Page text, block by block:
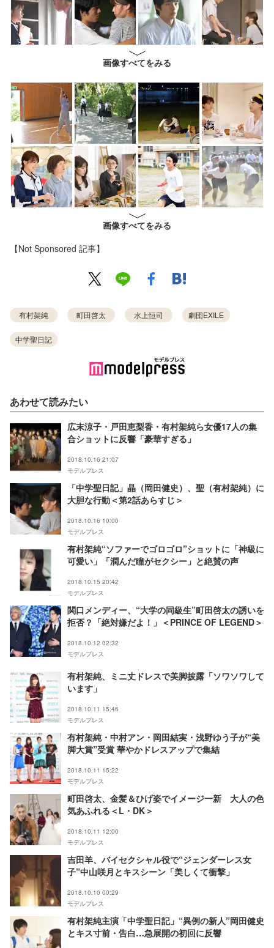
画像すべてをみる
画像すべてをみる
【Not Sponsored 記事】
有村架純 町田啓太 水上恒司 劇団EXILE
中学聖日記
あわせて読みたい
広末涼子・戸田恵梨香・有村架純ら女優17人の集
合ショットに反響「豪華すぎる」
2018.10.16 21:07
モデルプレス
「中学聖日記」晶（岡田健史）、聖（有村架純）に
大胆な行動＜第2話あらすじ＞
2018.10.16 10:00
モデルプレス
有村架純“ソファーでゴロゴロ”ショットに「神級に
可愛い」「潤んだ瞳がセクシー」と絶賛の声
2018.10.15 20:42
モデルプレス
関口メンディー、“大学の同級生”町田啓太の誘いを
拒否？「絶対嫌だよ！」＜PRINCE OF LEGEND＞
2018.10.12 02:32
モデルプレス
有村架純、ミニ丈ドレスで美脚披露「ソワソワして
います」
2018.10.11 15:46
モデルプレス
有村架純・中村アン・岡田結実・浅野ゆう子が“美
脚大賞”受賞 華やかドレスアップで集結
2018.10.11 15:22
モデルプレス
町田啓太、金髪＆ひげ姿でイメージ一新 大人の色
気あふれる＜L・DK＞
2018.10.11 12:00
モデルプレス
吉田羊、バイセクシャル役で“ジェンダーレス女
子”中山咲月とキスシーン「美しくて衝撃」
2018.10.10 00:29
モデルプレス
有村架純主演「中学聖日記」“異例の新人”岡田健史
とキス寸前・告白…急展開の初回に反響